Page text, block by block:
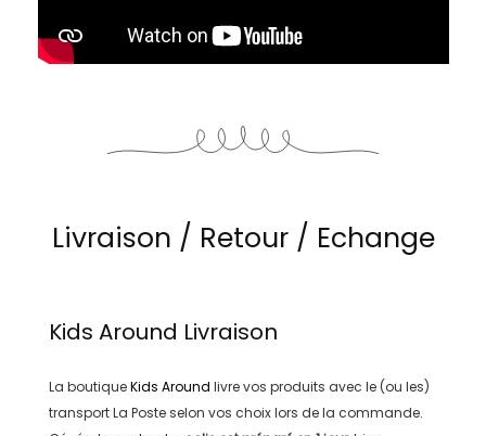
Livraison / Retour / Echange
Kids Around Livraison
La boutiqueKids Around livre vos produits avec le (ou les)
transportLa Posteselon vos choix lors de la commande.